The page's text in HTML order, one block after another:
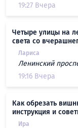
19:27 Вчера
Четыре улицы на
света со
Лариса
Ленинский
19:16 Вчера
Как обрезать
инструкция и
Ира